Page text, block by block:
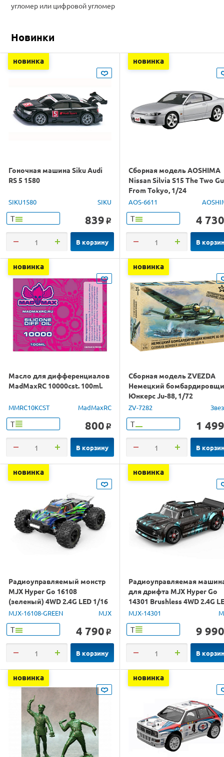
угломер или цифровой угломер
Новинки
новинка
Гоночная машина Siku Audi
RS 5 1580
SIKU1580 SIKU
Т 839 o
В корзину
новинка
Сборная модель AOSHIMA
Nissan Silvia S15 The Two
From Tokyo, 1/24
AOS-6611
Т 4 730
В
новинка
Масло для дифференциалов
MadMaxRC 10000cst. 100ml.
MMRC10KCST MadMaxRC
Т 800 o
В корзину
новинка
Сборная модель ZVEZDA
Немецкий
Юнкерс Ju-88, 1/72
ZV-7282
Т 1 499
В
новинка
Радиоуправляемый монстр
MJX Hyper Go 16108
(зеленый) 4WD 2.4G LED 1/16
RTR
MJX-16108-GREEN MJX
Т 4 790 o
В корзину
новинка
Радиоуправляемая
для дрифта MJX Hyper Go
14301 Brushless 4WD 2.4G
1/14 RTR
MJX-14301
Т 9 990
В
новинка новинка